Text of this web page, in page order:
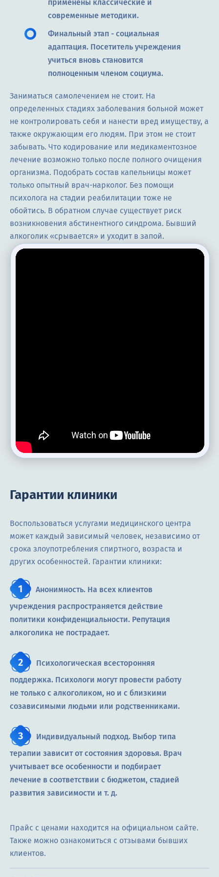
применены классические и
современные методики.
Финальный этап - социальная
адаптация. Посетитель учреждения
учиться вновь становится
полноценным членом социума.
Заниматься самолечением не стоит. На
определенных стадиях заболевания больной может
не контролировать себя и нанести вред имуществу, а
также окружающим его людям. При этом не стоит
забывать. Что кодирование или медикаментозное
лечение возможно только после полного очищения
организма. Подобрать состав капельницы может
только опытный врач-нарколог. Без помощи
психолога на стадии реабилитации тоже не
обойтись. В обратном случае существует риск
возникновения абстинентного синдрома. Бывший
алкоголик «срывается» и уходит в запой.
Гарантии клиники
Воспользоваться услугами медицинского центра
может каждый зависимый человек, независимо от
срока злоупотребления спиртного, возраста и
других особенностей. Гарантии клиники:
Анонимность. На всех клиентов
учреждения распространяется действие
политики конфиденциальности. Репутация
алкоголика не пострадает.
Психологическая всесторонняя
поддержка. Психологи могут провести работу
не только с алкоголиком, но и с близкими
созависимыми людьми или родственниками.
Индивидуальный подход. Выбор типа
терапии зависит от состояния здоровья. Врач
учитывает все особенности и подбирает
лечение в соответствии с бюджетом, стадией
развития зависимости и т. д.
Прайс с ценами находится на официальном сайте.
Также можно ознакомиться с отзывами бывших
клиентов.